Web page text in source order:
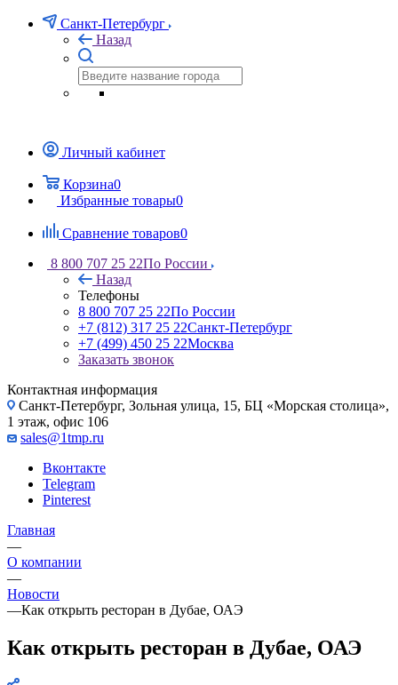
Санкт-Петербург
Назад
Личный кабинет
Корзина0
Избранные товары0
Сравнение товаров0
8 800 707 25 22По России
Назад
Телефоны
8 800 707 25 22По России
+7 (812) 317 25 22Санкт-Петербург
+7 (499) 450 25 22Москва
Заказать звонок
Контактная информация
Санкт-Петербург, Зольная улица, 15, БЦ «Морская столица»,
1 этаж, офис 106
sales@1tmp.ru
Вконтакте
Telegram
Pinterest
Главная
—
О компании
—
Новости
—Как открыть ресторан в Дубае, ОАЭ
Как открыть ресторан в Дубае, ОАЭ